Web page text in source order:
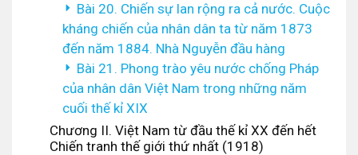
Bài 20. Chiến sự lan rộng ra cả nước. Cuộc
kháng chiến của nhân dân ta từ năm 1873
đến năm 1884. Nhà Nguyễn đầu hàng
Bài 21. Phong trào yêu nước chống Pháp
của nhân dân Việt Nam trong những năm
cuối thế kỉ XIX
Chương II. Việt Nam từ đầu thế kỉ XX đến hết
Chiến tranh thế giới thứ nhất (1918)